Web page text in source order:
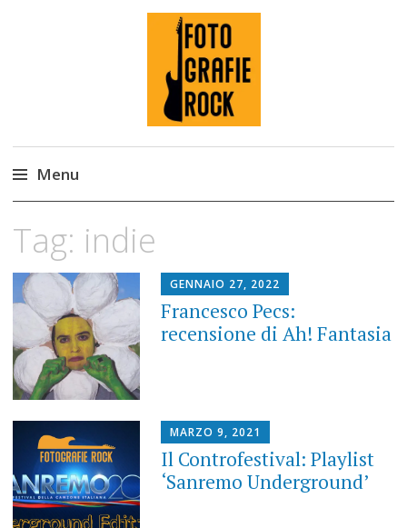
Fotografie ROCK
Menu
content
Tag: indie
GENNAIO 27, 2022
Francesco Pecs:
recensione di Ah! Fantasia
MARZO 9, 2021
Il Controfestival: Playlist
‘Sanremo Underground’